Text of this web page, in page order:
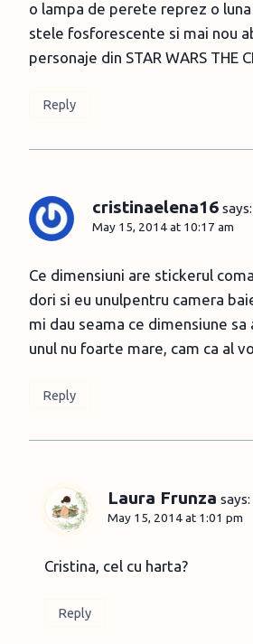
o lampa de perete reprez o luna
stele fosforescente si mai nou
personaje din STAR WARS THE
Reply
cristinaelena16 says:
May 15, 2014 at 10:17 am
Ce dimensiuni are stickerul
dori si eu unulpentru camera
mi dau seama ce dimensiune sa
unul nu foarte mare, cam ca al
Reply
Laura Frunza says:
May 15, 2014 at 1:01 pm
Cristina, cel cu harta?
Reply